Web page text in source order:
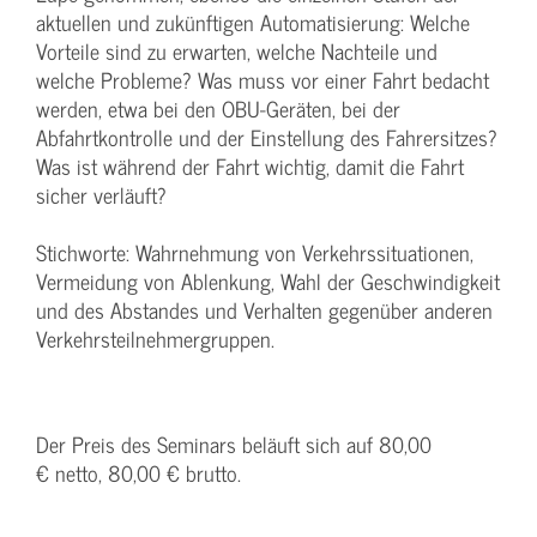
aktuellen und zukünftigen Automatisierung: Welche
Vorteile sind zu erwarten, welche Nachteile und
welche Probleme? Was muss vor einer Fahrt bedacht
werden, etwa bei den OBU-Geräten, bei der
Abfahrtkontrolle und der Einstellung des Fahrersitzes?
Was ist während der Fahrt wichtig, damit die Fahrt
sicher verläuft?
Stichworte: Wahrnehmung von Verkehrssituationen,
Vermeidung von Ablenkung, Wahl der Geschwindigkeit
und des Abstandes und Verhalten gegenüber anderen
Verkehrsteilnehmergruppen.
Der Preis des Seminars beläuft sich auf 80,00
€ netto, 80,00 € brutto.